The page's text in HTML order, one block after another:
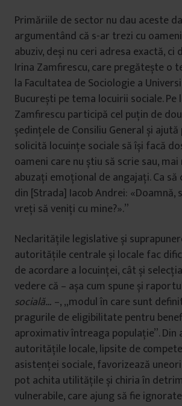
Primăriile de sector nu dau aceste
argumentând că s-ar trezi cu
abuziv, deși nu ceri adresa exactă, ci
Irina Zamfirescu, care pregătește o
la Facultatea de Sociologie a
București pe tema locuirii sociale. Pe
Zamfirescu participă cel puțin de
ședințele de Consiliu General și
solicită locuințe sociale să își facă
oameni care nu știu să scrie sau,
abuzați emoțional de angajați. Ca
din [Strada] Iacob Andrei: «Doamnă,
vreți să veniți cu mine?».”
Neclaritățile legislative și
autoritățile centrale și locale fac
de acordare a locuinței, cât și
vedere că – așa cum spune și
socială… –, „modul în care sunt
pragurile de eligibilitate pentru
aproximativ întreaga populație”. Din
autoritățile locale, lipsite de
asistenței sociale, favorizează
pot achita utilitățile și chiria în
vulnerabile, care ajung să fie